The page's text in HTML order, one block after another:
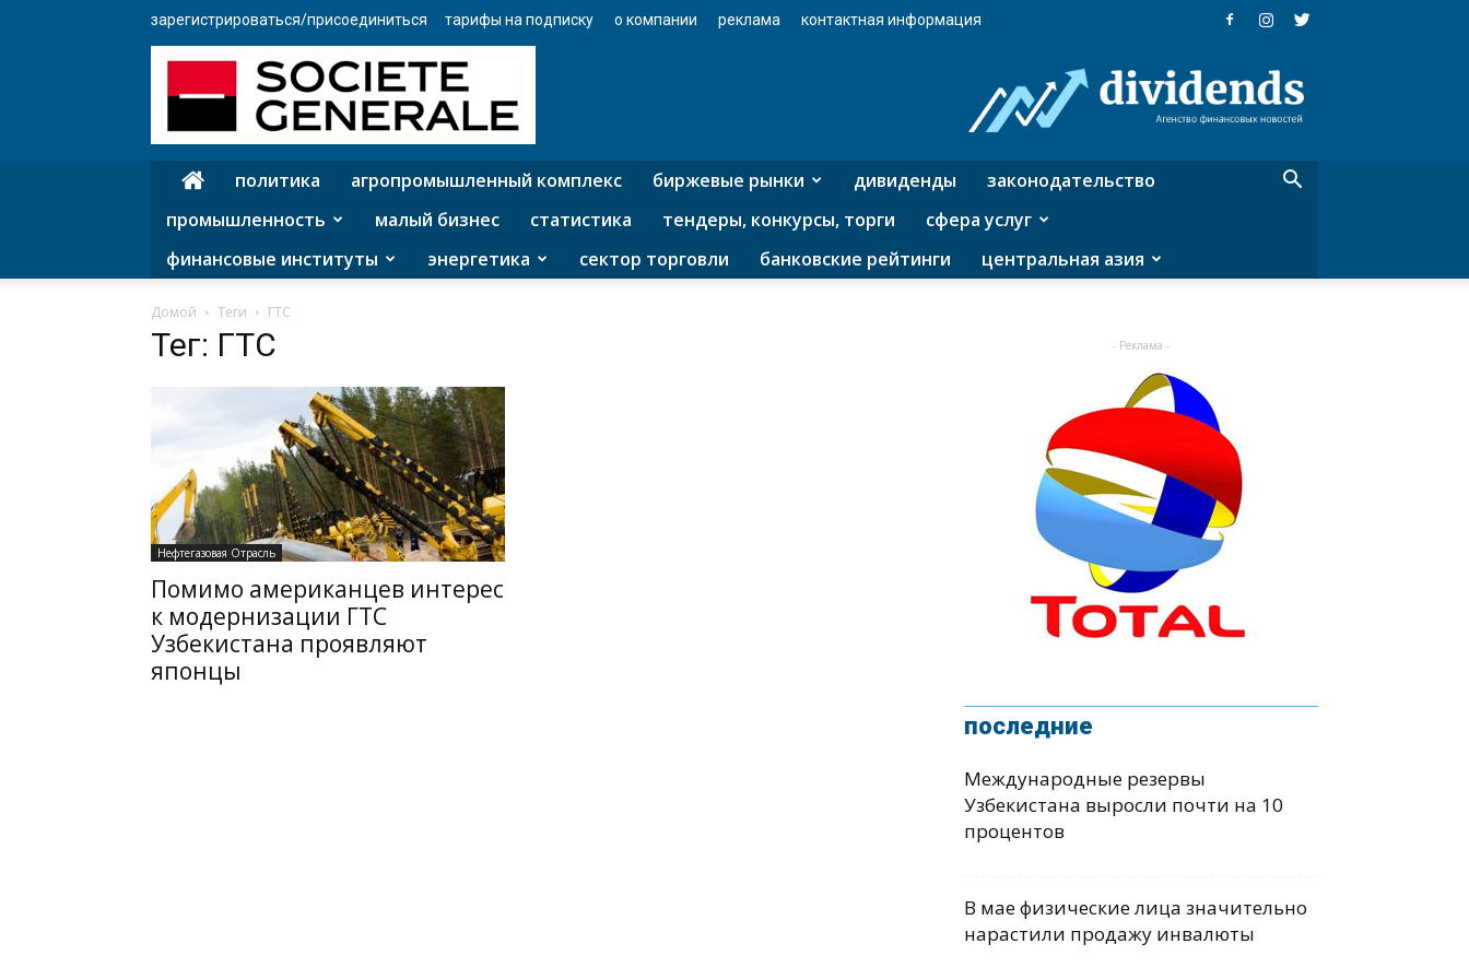
зарегистрироваться/присоединиться тарифы на подписку о компании реклама контактная информация
агентство
финансовых
политика агропромышленный комплекс биржевые рынки дивиденды
законодательство
промышленность
малый бизнес статистика тендеры, конкурсы, торги
сфера услуг
финансовые институты
энергетика сектор торговли банковские рейтинги центральная азия
Домой Теги ГТС
Тег: ГТС
Нефтегазовая Отрасль
Помимо американцев интерес
к модернизации ГТС
Узбекистана проявляют
японцы
- Реклама -
последние
Международные резервы
Узбекистана выросли почти на 10
процентов
В мае физические лица значительно
нарастили продажу инвалюты